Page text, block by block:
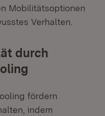
Mobilitätsoptionen
Verhalten.
durch
fördern
indem